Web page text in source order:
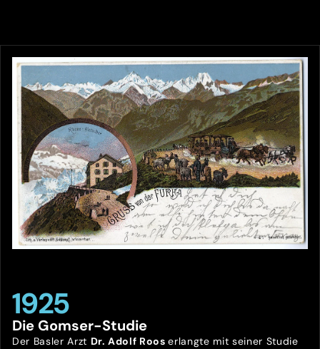
1925
Die Gomser-Studie
Der Basler Arzt Dr. Adolf Rooserlangte mit seiner Studie